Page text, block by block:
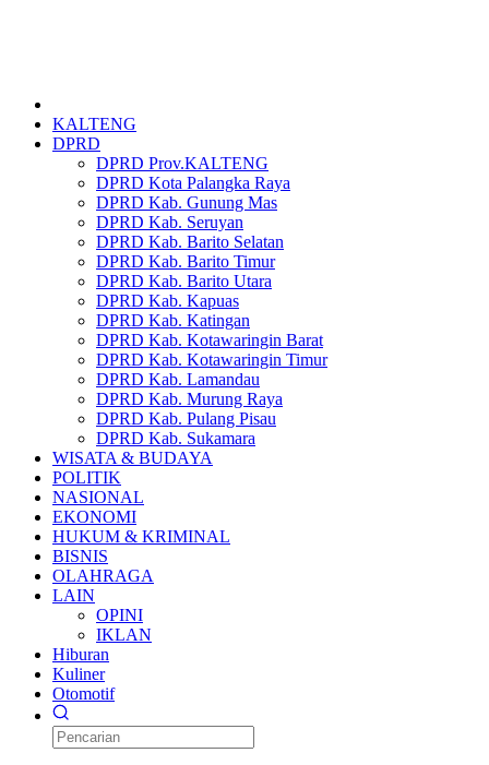
KALTENG
DPRD
DPRD Prov.KALTENG
DPRD Kota Palangka Raya
DPRD Kab. Gunung Mas
DPRD Kab. Seruyan
DPRD Kab. Barito Selatan
DPRD Kab. Barito Timur
DPRD Kab. Barito Utara
DPRD Kab. Kapuas
DPRD Kab. Katingan
DPRD Kab. Kotawaringin Barat
DPRD Kab. Kotawaringin Timur
DPRD Kab. Lamandau
DPRD Kab. Murung Raya
DPRD Kab. Pulang Pisau
DPRD Kab. Sukamara
WISATA & BUDAYA
POLITIK
NASIONAL
EKONOMI
HUKUM & KRIMINAL
BISNIS
OLAHRAGA
LAIN
OPINI
IKLAN
Hiburan
Kuliner
Otomotif